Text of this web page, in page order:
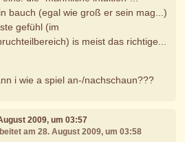
bauch (egal wie groß er sein mag...)
gefühl (im
is meist das richtige...
i wie a spiel an-/nachschaun???
2009, um 03:57
am 28. August 2009, um 03:58